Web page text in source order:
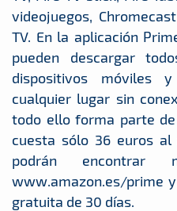
videojuegos,
TV. En la aplicación
pueden descargar
dispositivos móviles
cualquier lugar sin
todo ello forma parte
cuesta sólo 36 euros al
podrán encontrar
www.amazon.es/prime
gratuita de 30 días.